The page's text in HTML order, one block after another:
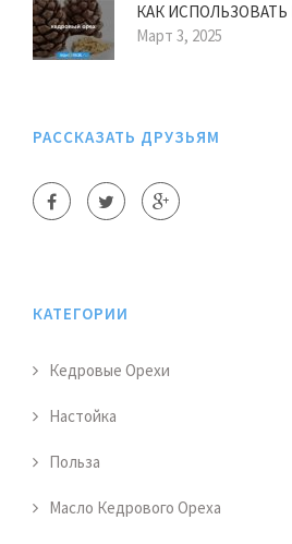
КАК
Март 3, 2025
РАССКАЗАТЬ ДРУЗЬЯМ
КАТЕГОРИИ
Кедровые Орехи
Настойка
Польза
Масло Кедрового Ореха